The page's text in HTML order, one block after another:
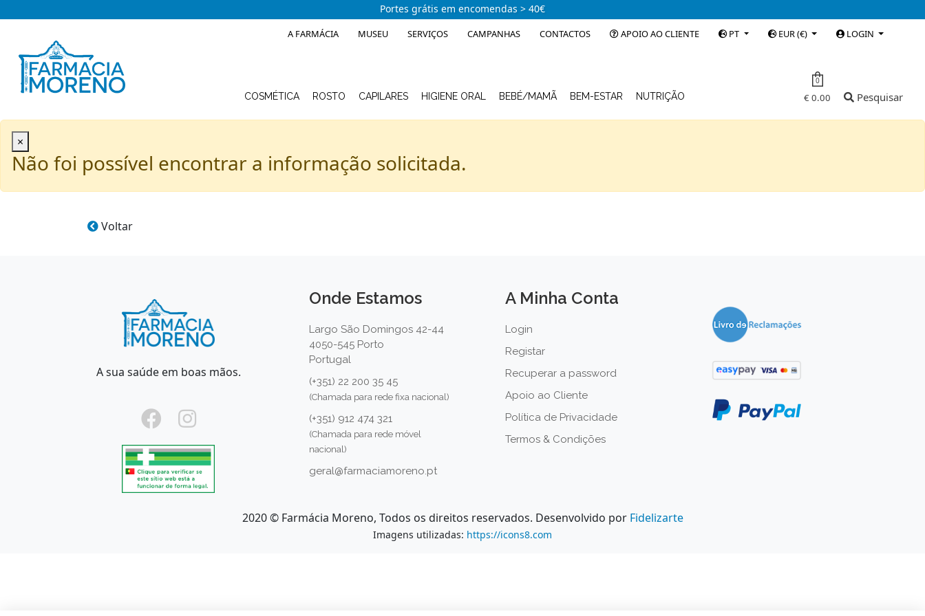
Portes grátis em encomendas > 40€
A FARMÁCIA MUSEU SERVIÇOS CAMPANHAS CONTACTOS APOIO AO CLIENTE PT EUR (€) LOGIN
COSMÉTICA ROSTO CAPILARES HIGIENE ORAL BEBÉ/MAMÃ BEM-ESTAR NUTRIÇÃO
0
€ 0.00 Pesquisar
×
Não foi possível encontrar a informação solicitada.
Voltar
A sua saúde em boas mãos.
Onde Estamos
Largo São Domingos 42-44
4050-545 Porto
Portugal
(+351) 22 200 35 45
(Chamada para rede fixa nacional)
(+351) 912 474 321
(Chamada para rede móvel
nacional)
geral@farmaciamoreno.pt
A Minha Conta
Login
Registar
Recuperar a password
Apoio ao Cliente
Política de Privacidade
Termos & Condições
2020 © Farmácia Moreno, Todos os direitos reservados. Desenvolvido por Fidelizarte
Imagens utilizadas: https://icons8.com